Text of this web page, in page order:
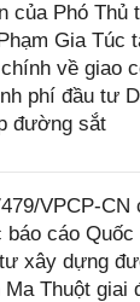
của Phó
Gia Túc
về giao
phí đầu tư
đường sắt
VPCP-CN
báo cáo
xây dựng
Ma Thuột giai